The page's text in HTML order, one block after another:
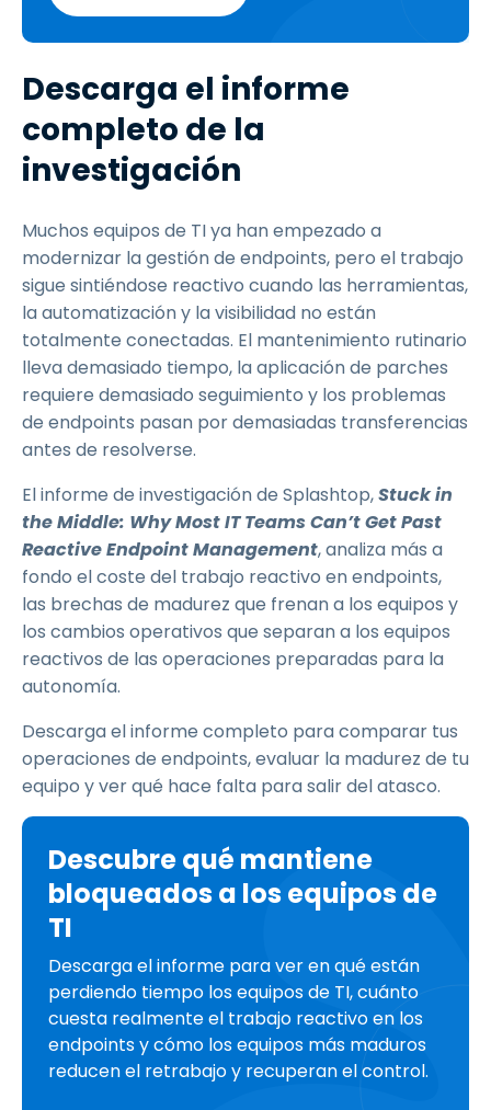
Descarga el informe
completo de la
investigación
Muchos equipos de TI ya han empezado a
modernizar la gestión de endpoints, pero el trabajo
sigue sintiéndose reactivo cuando las herramientas,
la automatización y la visibilidad no están
totalmente conectadas. El mantenimiento rutinario
lleva demasiado tiempo, la aplicación de parches
requiere demasiado seguimiento y los problemas
de endpoints pasan por demasiadas transferencias
antes de resolverse.
El informe de investigación de Splashtop,Stuck in
the Middle: Why Most IT Teams Can’t Get Past
Reactive Endpoint Management, analiza más a
fondo el coste del trabajo reactivo en endpoints,
las brechas de madurez que frenan a los equipos y
los cambios operativos que separan a los equipos
reactivos de las operaciones preparadas para la
autonomía.
Descarga el informe completo para comparar tus
operaciones de endpoints, evaluar la madurez de tu
equipo y ver qué hace falta para salir del atasco.
Descubre qué mantiene
bloqueados a los equipos de
TI
Descarga el informe para ver en qué están
perdiendo tiempo los equipos de TI, cuánto
cuesta realmente el trabajo reactivo en los
endpoints y cómo los equipos más maduros
reducen el retrabajo y recuperan el control.